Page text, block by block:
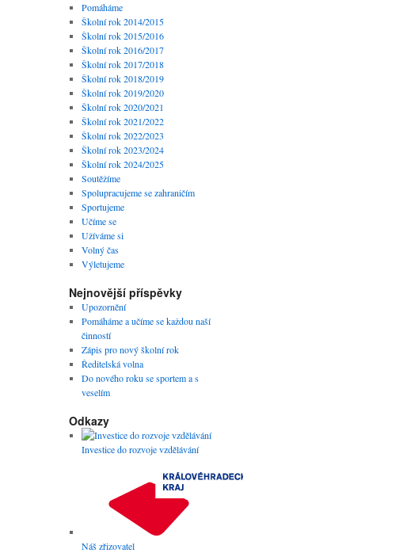
Pomáháme
Školní rok 2014/2015
Školní rok 2015/2016
Školní rok 2016/2017
Školní rok 2017/2018
Školní rok 2018/2019
Školní rok 2019/2020
Školní rok 2020/2021
Školní rok 2021/2022
Školní rok 2022/2023
Školní rok 2023/2024
Školní rok 2024/2025
Soutěžíme
Spolupracujeme se zahraničím
Sportujeme
Učíme se
Užíváme si
Volný čas
Výletujeme
Nejnovější příspěvky
Upozornění
Pomáháme a učíme se každou naší
činností
Zápis pro nový školní rok
Ředitelská volna
Do nového roku se sportem a s
veselím
Odkazy
Investice do rozvoje vzdělávání
Náš zřizovatel